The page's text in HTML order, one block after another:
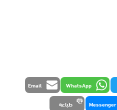
WhatsApp
Email
Messenger طباعة